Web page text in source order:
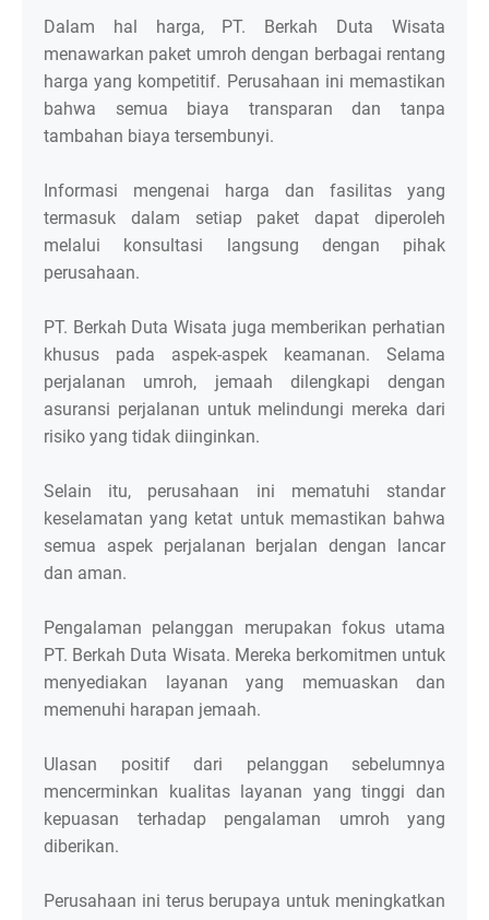
Dalam hal harga, PT. Berkah Duta Wisata
menawarkan paket umroh dengan berbagai rentang
harga yang kompetitif. Perusahaan ini memastikan
bahwa semua biaya transparan dan tanpa
tambahan biaya tersembunyi.
Informasi mengenai harga dan fasilitas yang
termasuk dalam setiap paket dapat diperoleh
melalui konsultasi langsung dengan pihak
perusahaan.
PT. Berkah Duta Wisata juga memberikan perhatian
khusus pada aspek-aspek keamanan. Selama
perjalanan umroh, jemaah dilengkapi dengan
asuransi perjalanan untuk melindungi mereka dari
risiko yang tidak diinginkan.
Selain itu, perusahaan ini mematuhi standar
keselamatan yang ketat untuk memastikan bahwa
semua aspek perjalanan berjalan dengan lancar
dan aman.
Pengalaman pelanggan merupakan fokus utama
PT. Berkah Duta Wisata. Mereka berkomitmen untuk
menyediakan layanan yang memuaskan dan
memenuhi harapan jemaah.
Ulasan positif dari pelanggan sebelumnya
mencerminkan kualitas layanan yang tinggi dan
kepuasan terhadap pengalaman umroh yang
diberikan.
Perusahaan ini terus berupaya untuk meningkatkan